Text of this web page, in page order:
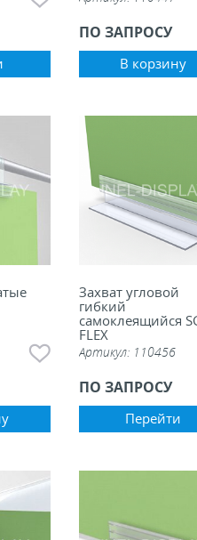
ПО ЗАПРОСУ
В корзину
Захват угловой
гибкий
самоклеящийся
FLEX
Артикул: 110456
ПО ЗАПРОСУ
Перейти